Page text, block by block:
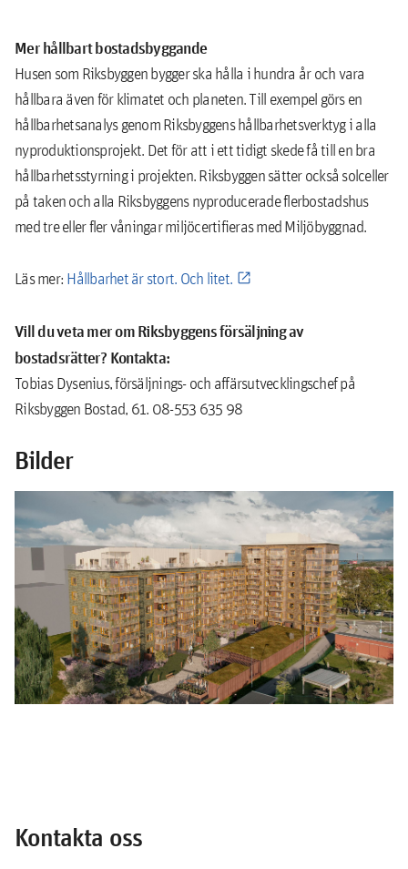
Mer hållbart bostadsbyggande
Husen som Riksbyggen bygger ska hålla i hundra år och vara
hållbara även för klimatet och planeten. Till exempel görs en
hållbarhetsanalys genom Riksbyggens hållbarhetsverktyg i alla
nyproduktionsprojekt. Det för att i ett tidigt skede få till en bra
hållbarhetsstyrning i projekten. Riksbyggen sätter också solceller
på taken och alla Riksbyggens nyproducerade flerbostadshus
med tre eller fler våningar miljöcertifieras med Miljöbyggnad.
Läs mer: Hållbarhet är stort. Och litet.
Vill du veta mer om Riksbyggens försäljning av
bostadsrätter? Kontakta:
Tobias Dysenius, försäljnings- och affärsutvecklingschef på
Riksbyggen Bostad, 61. 08-553 635 98
Bilder
Kontakta oss